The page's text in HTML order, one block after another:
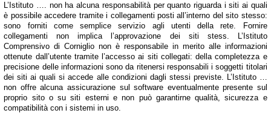
L’Istituto …. non ha alcuna responsabilità per quanto riguarda i siti ai quali
è possibile accedere tramite i collegamenti posti all’interno del sito stesso:
sono forniti come semplice servizio agli utenti della rete. Fornire
collegamenti non implica l’approvazione dei siti stess. L’Istituto
Comprensivo di Corniglio non è responsabile in merito alle informazioni
ottenute dall’utente tramite l’accesso ai siti collegati: della completezza e
precisione delle informazioni sono da ritenersi responsabili i soggetti titolari
dei siti ai quali si accede alle condizioni dagli stessi previste. L’Istituto …
non offre alcuna assicurazione sul software eventualmente presente sul
proprio sito o su siti esterni e non può garantirne qualità, sicurezza e
compatibilità con i sistemi in uso.